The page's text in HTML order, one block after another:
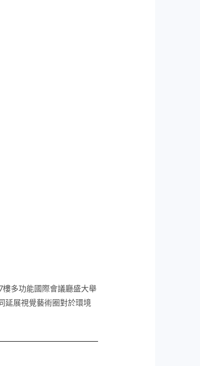
多功能國際會議廳盛大舉
延展視覺藝術圈對於環境